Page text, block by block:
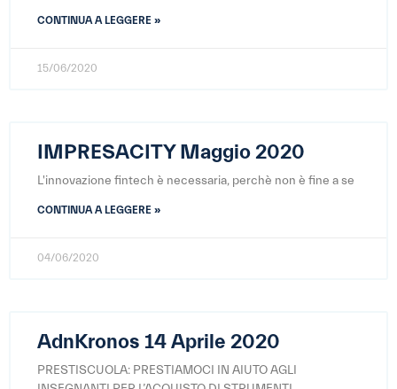
CONTINUA A LEGGERE »
15/06/2020
IMPRESACITY Maggio 2020
L'innovazione fintech è necessaria, perchè non è fine a se
CONTINUA A LEGGERE »
04/06/2020
AdnKronos 14 Aprile 2020
PRESTISCUOLA: PRESTIAMOCI IN AIUTO AGLI